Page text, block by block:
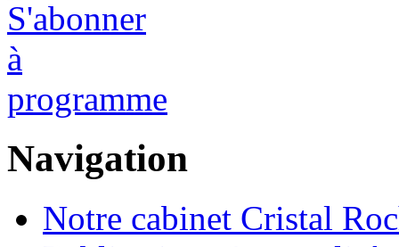
Navigation
Notre cabinet Cristal